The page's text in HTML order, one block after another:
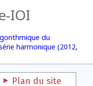
IOI
du
harmonique (2012,
Plan du site